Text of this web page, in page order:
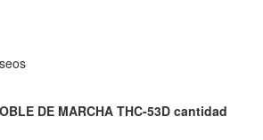
DE MARCHA THC-53D cantidad